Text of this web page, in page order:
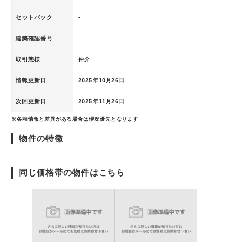
セットバック -
建築確認番号
取引態様 仲介
情報更新日 2025年10月26日
次回更新日 2025年11月26日
※各種情報と差異がある場合は現況優先となります
物件の特徴
同じ価格帯の物件はこちら